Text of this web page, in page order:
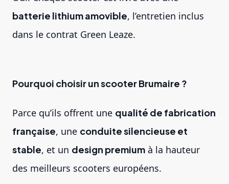
batterie lithium amovible, l’entretien inclus
dans le contrat Green Leaze.
Pourquoi choisir un scooter Brumaire ?
Parce qu’ils offrent une qualité de fabrication
française, une conduite silencieuse et
stable, et un design premium à la hauteur
des meilleurs scooters européens.